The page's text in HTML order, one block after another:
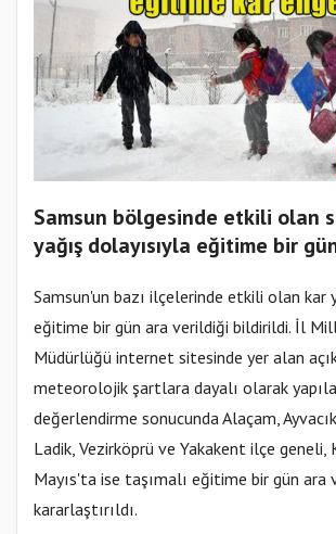
Samsun bölgesinde etkili olan
yağış dolayısıyla eğitime bir
Samsun'un bazı ilçelerinde etkili olan kar
eğitime bir gün ara verildiği bildirildi. İl
Müdürlüğü internet sitesinde yer alan
meteorolojik şartlara dayalı olarak
değerlendirme sonucunda Alaçam,
Ladik, Vezirköprü ve Yakakent ilçe geneli,
Mayıs'ta ise taşımalı eğitime bir gün ara
kararlaştırıldı.